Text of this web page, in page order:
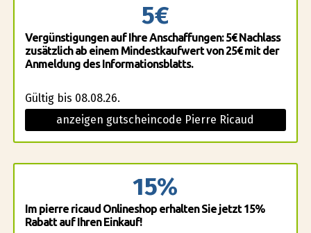
5€
Vergünstigungen auf Ihre Anschaffungen: 5€ Nachlass
zusätzlich ab einem Mindestkaufwert von 25€ mit der
Anmeldung des Informationsblatts.
Gültig bis 08.08.26.
anzeigen gutscheincode Pierre Ricaud
15%
Im pierre ricaud Onlineshop erhalten Sie jetzt 15%
Rabatt auf Ihren Einkauf!